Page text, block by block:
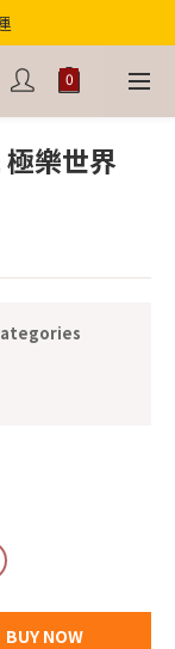
千折百！
極樂世界
BUY NOW